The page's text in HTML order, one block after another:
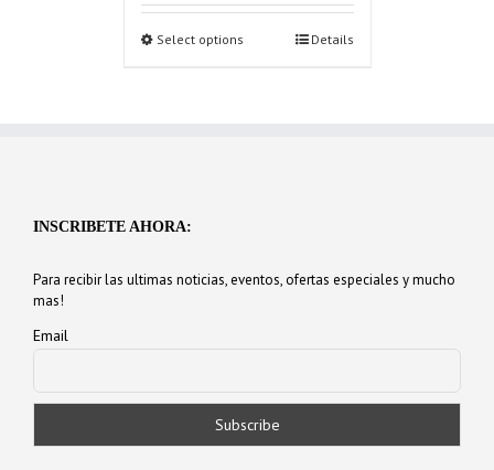
Select options Details
INSCRIBETE AHORA:
Para recibir las ultimas noticias, eventos, ofertas especiales y mucho
mas!
Email